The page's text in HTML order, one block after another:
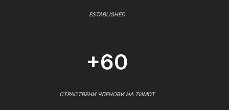
ESTABLISHED
+60
СТРАСТВЕНИ ЧЛЕНОВИ НА ТИМОТ